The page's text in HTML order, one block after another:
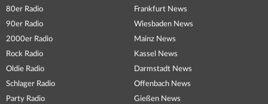
80er Radio
90er Radio
2000er Radio
Rock Radio
Oldie Radio
Schlager Radio
Party Radio
Frankfurt News
Wiesbaden News
Mainz News
Kassel News
Darmstadt News
Offenbach News
Gießen News